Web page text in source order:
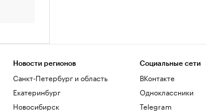
Новости регионов
Санкт-Петербург и область
Екатеринбург
Новосибирск
Социальные сети
ВКонтакте
Одноклассники
Telegram